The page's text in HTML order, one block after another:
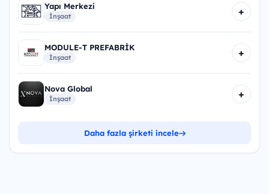
Yapı Merkezi
İnşaat +
MODULE-T PREFABRİK
İnşaat +
Nova Global
İnşaat +
Daha fazla şirketi incele